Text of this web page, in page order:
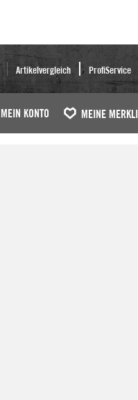
Artikelvergleich ProfiService
MEIN KONTO MEINE